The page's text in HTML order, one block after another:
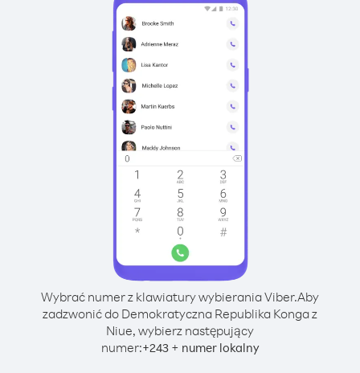
Wybrać numer z klawiatury wybierania Viber.Aby
zadzwonić do Demokratyczna Republika Konga z
Niue, wybierz następujący
numer:+243+ numer lokalny